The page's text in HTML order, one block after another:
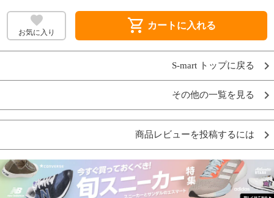
お気に入り shopping_cart カートに入れる
S-mart トップに戻る
その他の一覧を見る
商品レビューを投稿するには